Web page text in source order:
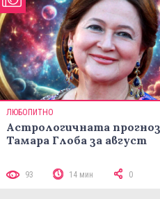
ЛЮБОПИТНО
Астрологичната
Тамара Глоба за август
93 14 мин 0